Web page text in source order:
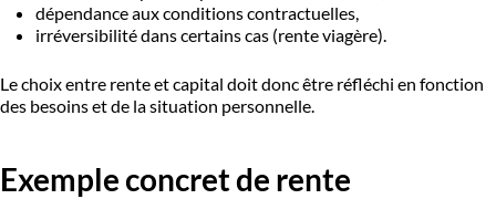
dépendance aux conditions contractuelles,
irréversibilité dans certains cas (rente viagère).
Le choix entre rente et capital doit donc être réfléchi en fonction
des besoins et de la situation personnelle.
Exemple concret de rente